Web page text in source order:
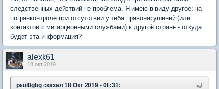
следственных действий не проблема. Я имею в виду другое: на
погранконтроле при отсутствии у тебя правонарушений (или
контактов с мигарционными службами) в другой стране - откуда
будет эта информация?
alexk61
18 окт 2019
paul8gbg сказал 18 Окт 2019 - 08:31: